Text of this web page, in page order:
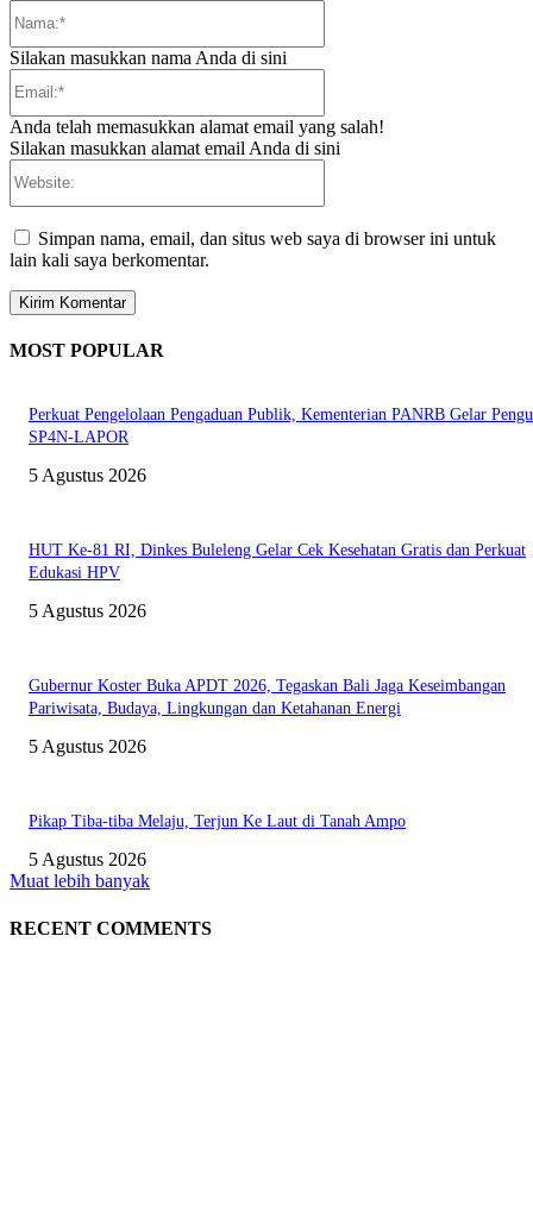
Silakan masukkan nama Anda di sini
Anda telah memasukkan alamat email yang salah!
Silakan masukkan alamat email Anda di sini
Simpan nama, email, dan situs web saya di browser ini untuk
lain kali saya berkomentar.
MOST POPULAR
Perkuat Pengelolaan Pengaduan Publik, Kementerian PANRB Gelar
SP4N-LAPOR
5 Agustus 2026
HUT Ke-81 RI, Dinkes Buleleng Gelar Cek Kesehatan Gratis dan Perkuat
Edukasi HPV
5 Agustus 2026
Gubernur Koster Buka APDT 2026, Tegaskan Bali Jaga Keseimbangan
Pariwisata, Budaya, Lingkungan dan Ketahanan Energi
5 Agustus 2026
Pikap Tiba-tiba Melaju, Terjun Ke Laut di Tanah Ampo
5 Agustus 2026
Muat lebih banyak
RECENT COMMENTS